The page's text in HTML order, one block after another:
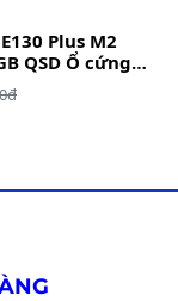
Plus M2
QSD Ổ cứng
M2 NVMe Gen 3